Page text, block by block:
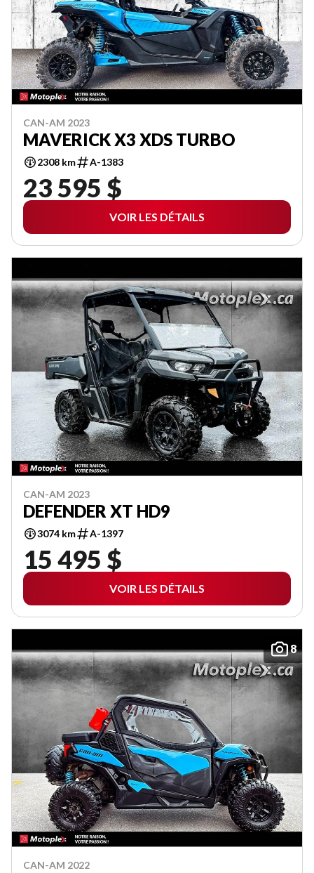
CAN-AM 2023
MAVERICK X3 XDS TURBO
2308 km A-1383
23 595 $
VOIR LES DÉTAILS
CAN-AM 2023
DEFENDER XT HD9
3074 km A-1397
15 495 $
VOIR LES DÉTAILS
8
CAN-AM 2022